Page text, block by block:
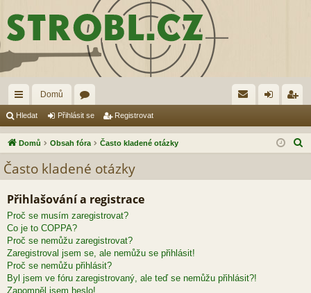
yc
hl
od
ka
zy
Domů
ór
a lá
se
ist
va
Hledat Přihlásit se Registrovat
Domů Obsah fóra Často kladené otázky
Často kladené otázky
Přihlašování a registrace
Proč se musím zaregistrovat?
Co je to COPPA?
Proč se nemůžu zaregistrovat?
Zaregistroval jsem se, ale nemůžu se přihlásit!
Proč se nemůžu přihlásit?
Byl jsem ve fóru zaregistrovaný, ale teď se nemůžu přihlásit?!
Zapomněl jsem heslo!